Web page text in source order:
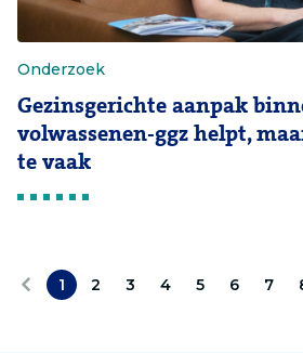
Onderzoek
Gezinsgerichte aanpak
volwassenen-ggz helpt,
te vaak
1 2 3 4 5 6 7